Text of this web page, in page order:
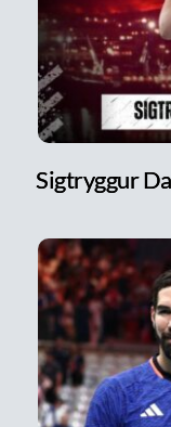
Sigtryggur